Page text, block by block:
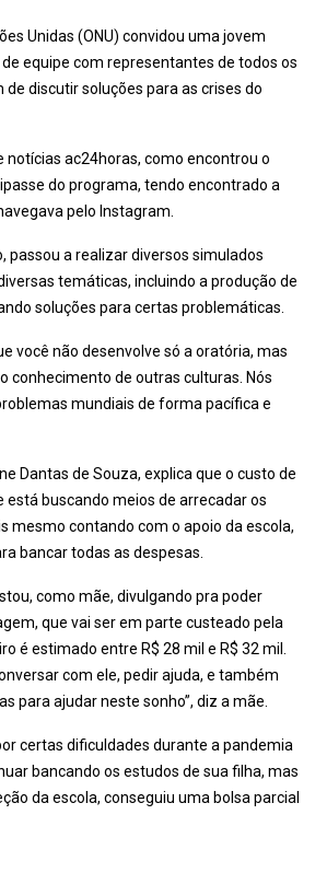
Unidas (ONU) convidou uma jovem
equipe com representantes de todos os
de discutir soluções para as crises do
notícias ac24horas, como encontrou o
do programa, tendo encontrado a
pelo Instagram.
passou a realizar diversos simulados
temáticas, incluindo a produção de
soluções para certas problemáticas.
você não desenvolve só a oratória, mas
conhecimento de outras culturas. Nós
mundiais de forma pacífica e
Dantas de Souza, explica que o custo de
está buscando meios de arrecadar os
mesmo contando com o apoio da escola,
bancar todas as despesas.
como mãe, divulgando pra poder
que vai ser em parte custeado pela
é estimado entre R$ 28 mil e R$ 32 mil.
com ele, pedir ajuda, e também
para ajudar neste sonho”, diz a mãe.
certas dificuldades durante a pandemia
bancando os estudos de sua filha, mas
da escola, conseguiu uma bolsa parcial